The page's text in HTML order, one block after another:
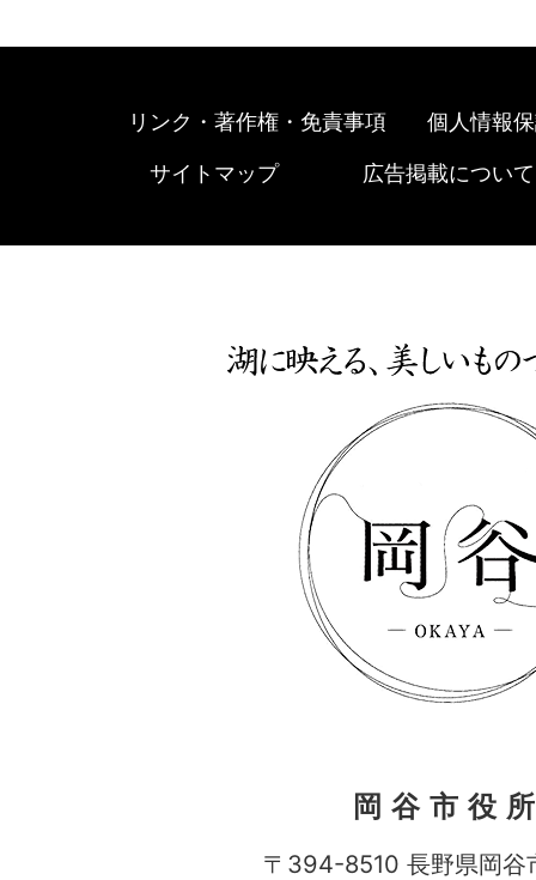
リンク・著作権・免責事項 個人情報
サイトマップ 広告掲載について
岡谷市役
〒394-8510 長野県岡谷